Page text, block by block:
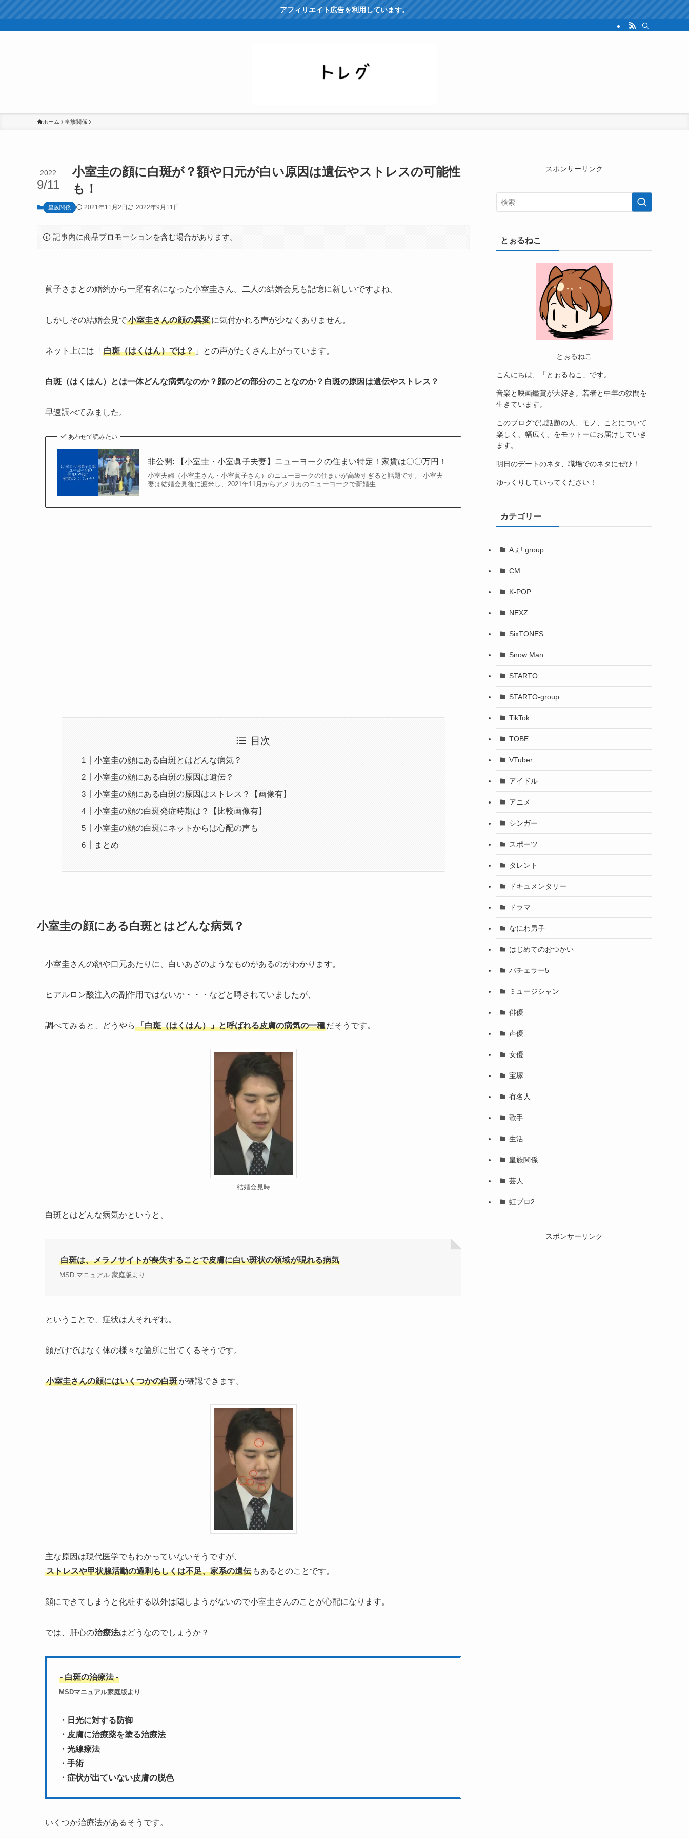
アフィリエイト広告を利用しています。
ホーム 皇族関係
小室圭の顔に白斑が？額や口元が白い原因は遺伝やストレスの可能性
も！
2022
9/11
皇族関係 2021年11月2日 2022年9月11日
記事内に商品プロモーションを含む場合があります。
眞子さまとの婚約から一躍有名になった小室圭さん。二人の結婚会見も記憶に新しいですよね。
しかしその結婚会見で小室圭さんの顔の異変に気付かれる声が少なくありません。
ネット上には「 白斑（はくはん）では？ 」との声がたくさん上がっています。
白斑（はくはん）とは一体どんな病気なのか？顔のどの部分のことなのか？白斑の原因は遺伝やストレス？
早速調べてみました。
あわせて読みたい
非公開: 【小室圭・小室眞子夫妻】ニューヨークの住まい特定！家賃は〇〇万円！
小室夫婦（小室圭さん・小室眞子さん）のニューヨークの住まいが高級すぎると話題です。 小室夫
妻は結婚会見後に渡米し、2021年11月からアメリカのニューヨークで新婚生...
目次
小室圭の顔にある白斑とはどんな病気？
小室圭の顔にある白斑の原因は遺伝？
小室圭の顔にある白斑の原因はストレス？【画像有】
小室圭の顔の白斑発症時期は？【比較画像有】
小室圭の顔の白斑にネットからは心配の声も
まとめ
小室圭の顔にある白斑とはどんな病気？
小室圭さんの額や口元あたりに、白いあざのようなものがあるのがわかります。
ヒアルロン酸注入の副作用ではないか・・・などと噂されていましたが、
調べてみると、どうやら 「白斑（はくはん）」と呼ばれる皮膚の病気の一種だそうです。
結婚会見時
白斑とはどんな病気かというと、
白斑は、メラノサイトが喪失することで皮膚に白い斑状の領域が現れる病気
MSD マニュアル 家庭版より
ということで、症状は人それぞれ。
顔だけではなく体の様々な箇所に出てくるそうです。
小室圭さんの顔にはいくつかの白斑が確認できます。
主な原因は現代医学でもわかっていないそうですが、
ストレスや甲状腺活動の過剰もしくは不足、家系の遺伝 もあるとのことです。
顔にできてしまうと化粧する以外は隠しようがないので小室圭さんのことが心配になります。
では、肝心の治療法はどうなのでしょうか？
- 白斑の治療法 -
MSDマニュアル家庭版より
・日光に対する防御
・皮膚に治療薬を塗る治療法
・光線療法
・手術
・症状が出ていない皮膚の脱色
いくつか治療法があるそうです。
スポンサーリンク
とぉるねこ
とぉるねこ
こんにちは、「とぉるねこ」です。
音楽と映画鑑賞が大好き。若者と中年の狭間を
生きています。
このブログでは話題の人、モノ、ことについて
楽しく、幅広く、をモットーにお届けしていき
ます。
明日のデートのネタ、職場でのネタにぜひ！
ゆっくりしていってください！
カテゴリー
Aぇ! group
CM
K-POP
NEXZ
SixTONES
Snow Man
STARTO
STARTO-group
TikTok
TOBE
VTuber
アイドル
アニメ
シンガー
スポーツ
タレント
ドキュメンタリー
ドラマ
なにわ男子
はじめてのおつかい
バチェラー5
ミュージシャン
俳優
声優
女優
宝塚
有名人
歌手
生活
皇族関係
芸人
虹プロ2
スポンサーリンク